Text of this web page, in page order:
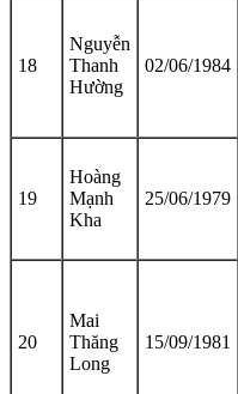
18
Nguyễn
Thanh
Hường
02/06/1984
19
Hoàng
Mạnh
Kha
25/06/1979
20
Mai
Thăng
Long
15/09/1981